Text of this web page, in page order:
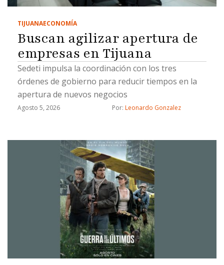
TIJUANAECONOMÍA
Buscan agilizar apertura de
empresas en Tijuana
Sedeti impulsa la coordinación con los tres
órdenes de gobierno para reducir tiempos en la
apertura de nuevos negocios
Agosto 5, 2026 Por: Leonardo Gonzalez